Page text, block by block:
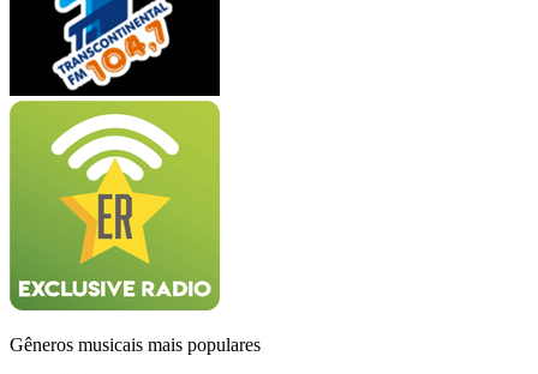
Gêneros musicais mais populares